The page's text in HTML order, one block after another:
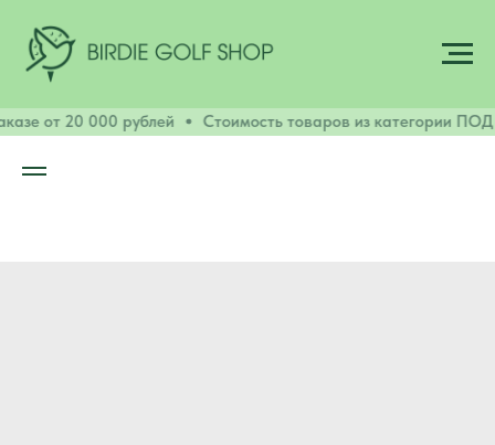
от 20 000 рублей Стоимость товаров из категории